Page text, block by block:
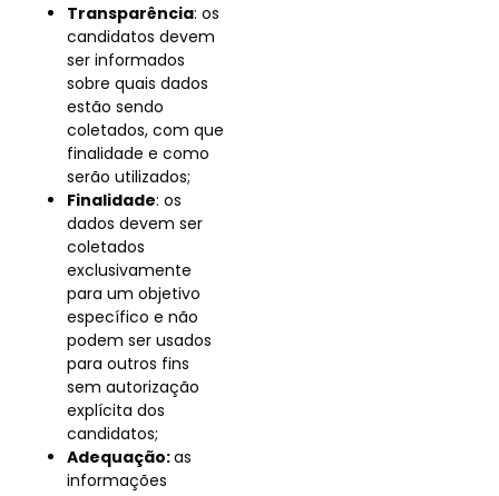
Transparência: os
candidatos devem
ser informados
sobre quais dados
estão sendo
coletados, com que
finalidade e como
serão utilizados;
Finalidade: os
dados devem ser
coletados
exclusivamente
para um objetivo
específico e não
podem ser usados
para outros fins
sem autorização
explícita dos
candidatos;
Adequação:as
informações